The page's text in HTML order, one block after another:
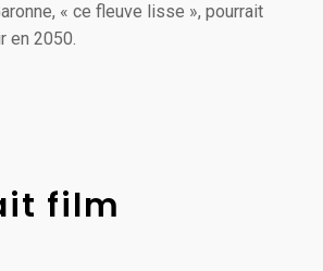
« ce fleuve lisse », pourrait
en 2050.
film